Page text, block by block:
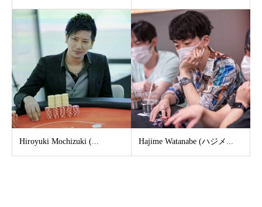
Hiroyuki Mochizuki (... Hajime Watanabe (ハジメ...